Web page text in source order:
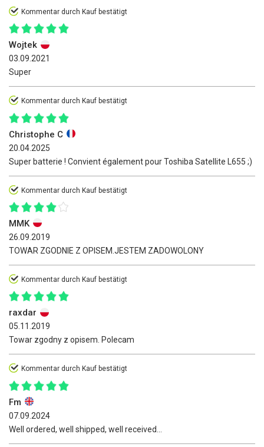
Kommentar durch Kauf bestätigt
Wojtek
03.09.2021
Super
Kommentar durch Kauf bestätigt
Christophe C
20.04.2025
Super batterie ! Convient également pour Toshiba Satellite L655 ;)
Kommentar durch Kauf bestätigt
MMK
26.09.2019
TOWAR ZGODNIE Z OPISEM.JESTEM ZADOWOLONY
Kommentar durch Kauf bestätigt
raxdar
05.11.2019
Towar zgodny z opisem. Polecam
Kommentar durch Kauf bestätigt
Fm
07.09.2024
Well ordered, well shipped, well received...